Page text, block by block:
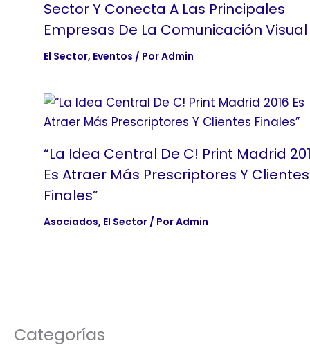
Sector Y Conecta A Las Principales
Empresas De La Comunicación Visual
El Sector, Eventos / PorAdmin
“La Idea Central De C! Print Madrid
Es Atraer Más Prescriptores Y Clientes
Finales”
Asociados, El Sector/ PorAdmin
Categorías